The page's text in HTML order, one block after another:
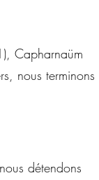
Capharnaüm
nous terminons
détendons